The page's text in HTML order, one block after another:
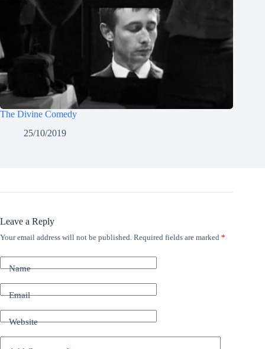
The Divine Comedy
25/10/2019
Leave a Reply
Your email address will not be published. Required fields are marked *
Name
Email
Website